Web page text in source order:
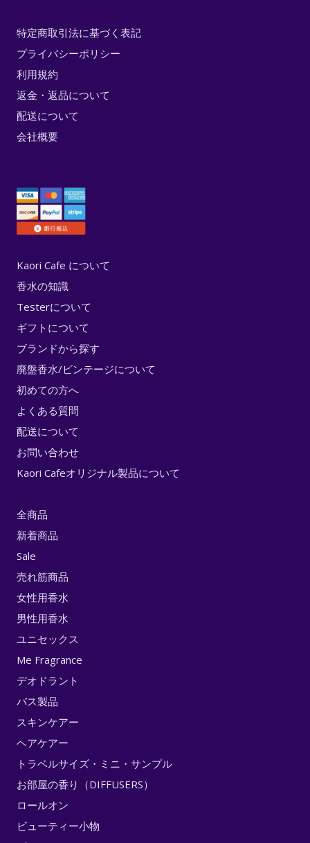
特定商取引法に基づく表記
プライバシーポリシー
利用規約
返金・返品について
配送について
会社概要
Kaori Cafe について
香水の知識
Testerについて
ギフトについて
ブランドから探す
廃盤香水/ビンテージについて
初めての方へ
よくある質問
配送について
お問い合わせ
Kaori Cafeオリジナル製品について
全商品
新着商品
Sale
売れ筋商品
女性用香水
男性用香水
ユニセックス
Me Fragrance
デオドラント
バス製品
スキンケアー
ヘアケアー
トラベルサイズ・ミニ・サンプル
お部屋の香り（DIFFUSERS）
ロールオン
ビューティー小物